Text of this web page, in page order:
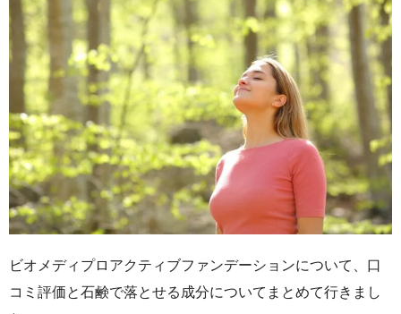
ビオメディプロアクティブファンデーションについて、口
コミ評価と石鹸で落とせる成分についてまとめて行きまし